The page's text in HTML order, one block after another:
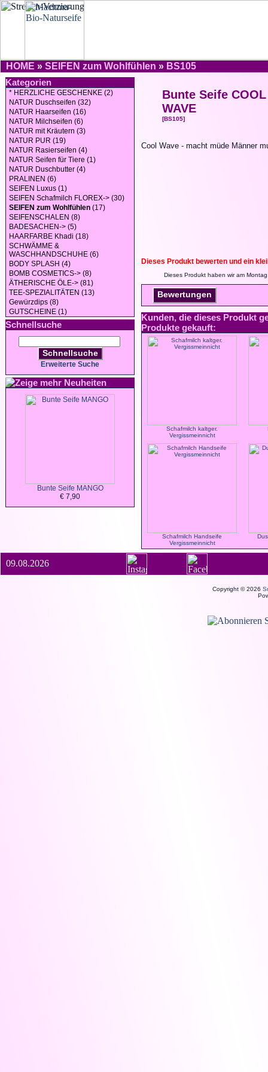
HOME » SEIFEN zum Wohlfühlen » BS105
Kategorien
* HERZLICHE GESCHENKE (2)
NATUR Duschseifen (32)
NATUR Haarseifen (16)
NATUR Milchseifen (6)
NATUR mit Kräutern (3)
NATUR PUR (19)
NATUR Rasierseifen (4)
NATUR Seifen für Tiere (1)
NATUR Duschbutter (4)
PRALINEN (6)
SEIFEN Luxus (1)
SEIFEN Schafmilch FLOREX-> (30)
SEIFEN zum Wohlfühlen (17)
SEIFENSCHALEN (8)
BADESACHEN-> (5)
HAARFARBE Khadi (18)
SCHWÄMME &
WASCHHANDSCHUHE (6)
BODY SPLASH (4)
BOMB COSMETICS-> (8)
ÄTHERISCHE ÖLE-> (81)
TEE-SPEZIALITÄTEN (13)
Gewürzdips (8)
GUTSCHEINE (1)
Schnellsuche
Schnellsuche
Erweiterte Suche
Neuheiten
Bunte Seife MANGO
€ 7,90
Bunte Seife COOL
WAVE
[BS105]
Cool Wave - macht müde Männer
Dieses Produkt bewerten und ein
Dieses Produkt haben wir am
Bewertungen
Kunden, die dieses Produkt
Produkte gekauft:
Schafmilch kaltger.
Vergissmeinnicht
Schafmilch Handseife
Vergissmeinnicht
09.08.2026
Copyright © 2026